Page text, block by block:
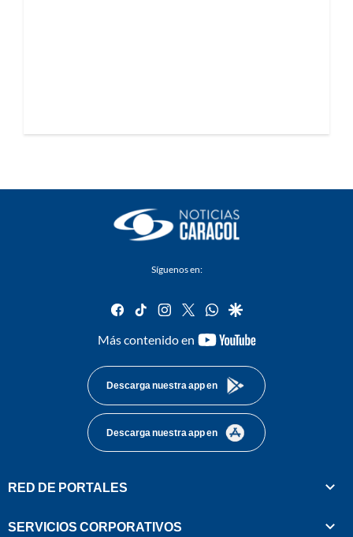
Síguenos en:
facebook
tiktok instagram
twitterwhatsapp
google
Más contenido en
youtube-
Descarga nuestra app en
Descarga nuestra app en
RED DE PORTALES
SERVICIOS CORPORATIVOS